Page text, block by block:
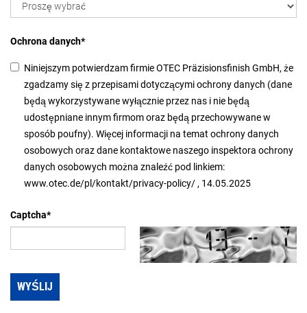
Ochrona danych*
Niniejszym potwierdzam firmie OTEC Präzisionsfinish GmbH, że
zgadzamy się z przepisami dotyczącymi ochrony danych (dane
będą wykorzystywane wyłącznie przez nas i nie będą
udostępniane innym firmom oraz będą przechowywane w
sposób poufny). Więcej informacji na temat ochrony danych
osobowych oraz dane kontaktowe naszego inspektora ochrony
danych osobowych można znaleźć pod linkiem:
www.otec.de/pl/kontakt/privacy-policy/ , 14.05.2025
Captcha*